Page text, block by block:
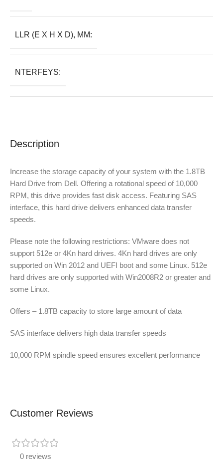
Description
Increase the storage capacity of your system with the 1.8TB
Hard Drive from Dell. Offering a rotational speed of 10,000
RPM, this drive provides fast disk access. Featuring SAS
interface, this hard drive delivers enhanced data transfer
speeds.
Please note the following restrictions: VMware does not
support 512e or 4Kn hard drives. 4Kn hard drives are only
supported on Win 2012 and UEFI boot and some Linux. 512e
hard drives are only supported with Win2008R2 or greater and
some Linux.
Offers – 1.8TB capacity to store large amount of data
SAS interface delivers high data transfer speeds
10,000 RPM spindle speed ensures excellent performance
LLR (E X H X D), MM:
NTERFEYS:
Customer Reviews
0 reviews